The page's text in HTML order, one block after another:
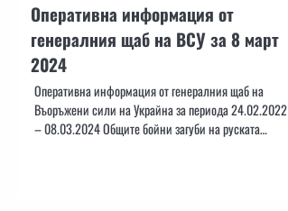
Оперативна информация от
генералния щаб на ВСУ за 8 март
2024
Оперативна информация от генералния щаб на
Въоръжени сили на Украйна за периода 24.02.2022
– 08.03.2024 Общите бойни загуби на руската…